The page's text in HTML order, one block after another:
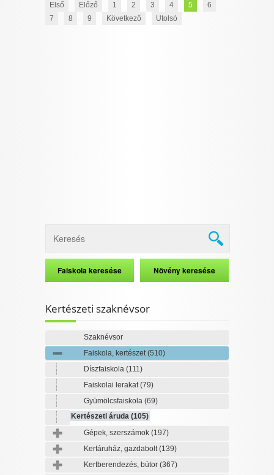
Első Előző 1 2 3 4 5
6
7
8 9 Következő Utolsó
Kertészeti szaknévsor
Szaknévsor
Faiskola, kertészet(510)
Díszfaiskola (111)
Faiskolai lerakat(79)
Gyümölcsfaiskola (69)
Kertészeti áruda (105)
Gépek, szerszámok (197)
Kertáruház, gazdabolt(139)
Kertberendezés, bútor (367)